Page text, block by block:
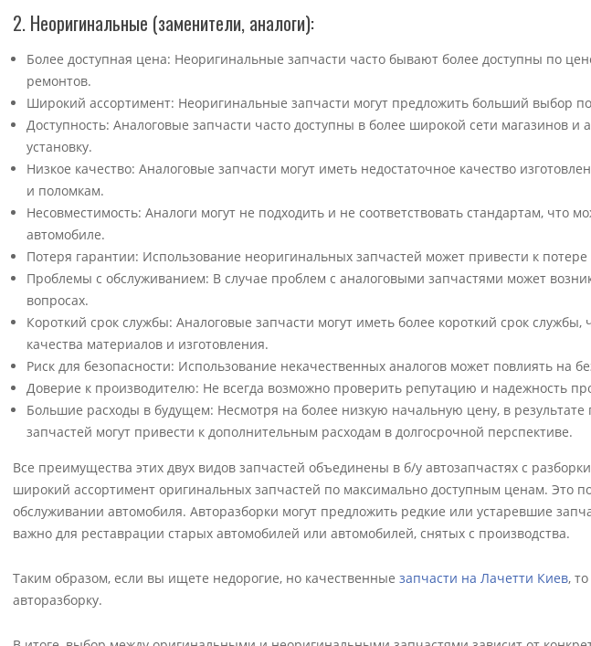
2. Неоригинальные (заменители, аналоги):
Более доступная цена: Неоригинальные запчасти часто бывают более доступны по
ремонтов.
Широкий ассортимент: Неоригинальные запчасти могут предложить больший выбор
Доступность: Аналоговые запчасти часто доступны в более широкой сети магазинов
установку.
Низкое качество: Аналоговые запчасти могут иметь недостаточное качество
и поломкам.
Несовместимость: Аналоги могут не подходить и не соответствовать стандартам, что
автомобиле.
Потеря гарантии: Использование неоригинальных запчастей может привести к
Проблемы с обслуживанием: В случае проблем с аналоговыми запчастями может
вопросах.
Короткий срок службы: Аналоговые запчасти могут иметь более короткий срок
качества материалов и изготовления.
Риск для безопасности: Использование некачественных аналогов может повлиять на
Доверие к производителю: Не всегда возможно проверить репутацию и надежность
Большие расходы в будущем: Несмотря на более низкую начальную цену, в
запчастей могут привести к дополнительным расходам в долгосрочной перспективе.
Все преимущества этих двух видов запчастей объединены в б/у автозапчастях с
широкий ассортимент оригинальных запчастей по максимально доступным ценам. Это
обслуживании автомобиля. Авторазборки могут предложить редкие или устаревшие
важно для реставрации старых автомобилей или автомобилей, снятых с производства.
Таким образом, если вы ищете недорогие, но качественные запчасти на Лачетти Киев,
авторазборку.